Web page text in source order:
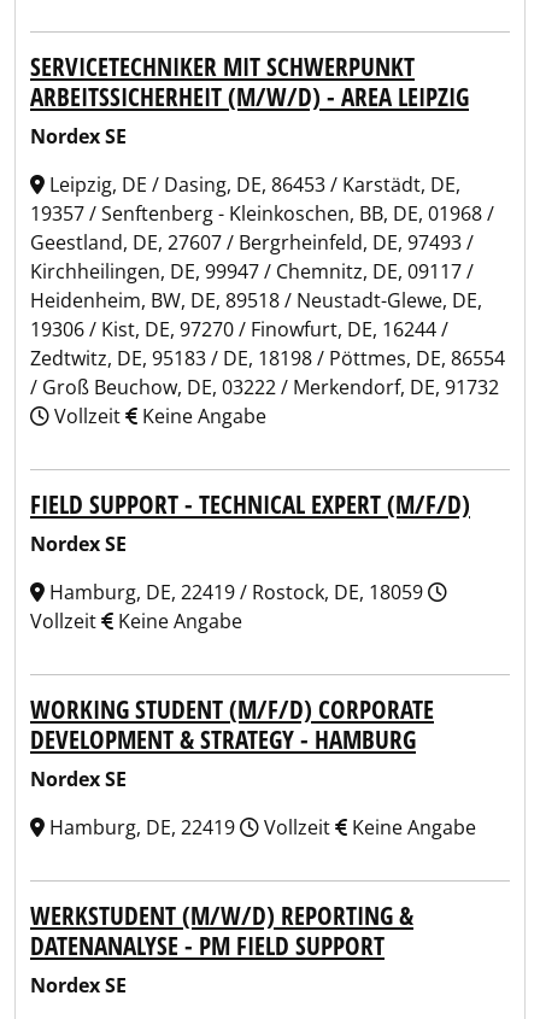
SERVICETECHNIKER MIT SCHWERPUNKT
ARBEITSSICHERHEIT (M/W/D) - AREA LEIPZIG
Nordex SE
Leipzig, DE / Dasing, DE, 86453 / Karstädt, DE,
19357 / Senftenberg - Kleinkoschen, BB, DE, 01968 /
Geestland, DE, 27607 / Bergrheinfeld, DE, 97493 /
Kirchheilingen, DE, 99947 / Chemnitz, DE, 09117 /
Heidenheim, BW, DE, 89518 / Neustadt-Glewe, DE,
19306 / Kist, DE, 97270 / Finowfurt, DE, 16244 /
Zedtwitz, DE, 95183 / DE, 18198 / Pöttmes, DE, 86554
/ Groß Beuchow, DE, 03222 / Merkendorf, DE, 91732
Vollzeit
Keine Angabe
FIELD SUPPORT - TECHNICAL EXPERT (M/F/D)
Nordex SE
Hamburg, DE, 22419 / Rostock, DE, 18059
Vollzeit
Keine Angabe
WORKING STUDENT (M/F/D) CORPORATE
DEVELOPMENT & STRATEGY - HAMBURG
Nordex SE
Hamburg, DE, 22419
Vollzeit Keine Angabe
WERKSTUDENT (M/W/D) REPORTING &
DATENANALYSE - PM FIELD SUPPORT
Nordex SE